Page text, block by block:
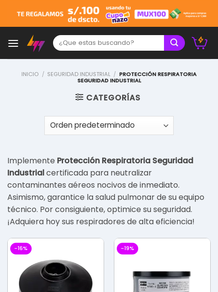
content
Buscar:
INICIO / SEGURIDAD INDUSTRIAL / PROTECCIÓN RESPIRATORIA
SEGURIDAD INDUSTRIAL
CATEGORÍAS
Implemente Protección Respiratoria Seguridad
Industrialcertificada para neutralizar
contaminantes aéreos nocivos de inmediato.
Asimismo, garantice la salud pulmonar de su equipo
técnico. Por consiguiente, optimice su seguridad.
¡Adquiera hoy sus respiradores de alta eficiencia!
-16% -19%